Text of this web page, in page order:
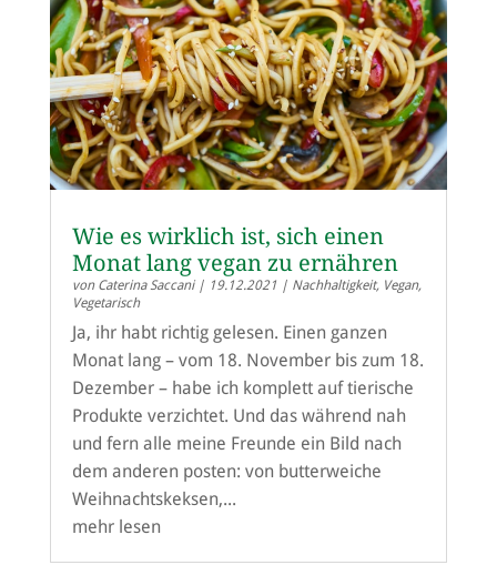
Wie es wirklich ist, sich einen
Monat lang vegan zu ernähren
von Caterina Saccani| 19.12.2021 | Nachhaltigkeit, Vegan,
Vegetarisch
Ja, ihr habt richtig gelesen. Einen ganzen
Monat lang – vom 18. November bis zum 18.
Dezember – habe ich komplett auf tierische
Produkte verzichtet. Und das während nah
und fern alle meine Freunde ein Bild nach
dem anderen posten: von butterweiche
Weihnachtskeksen,...
mehr lesen